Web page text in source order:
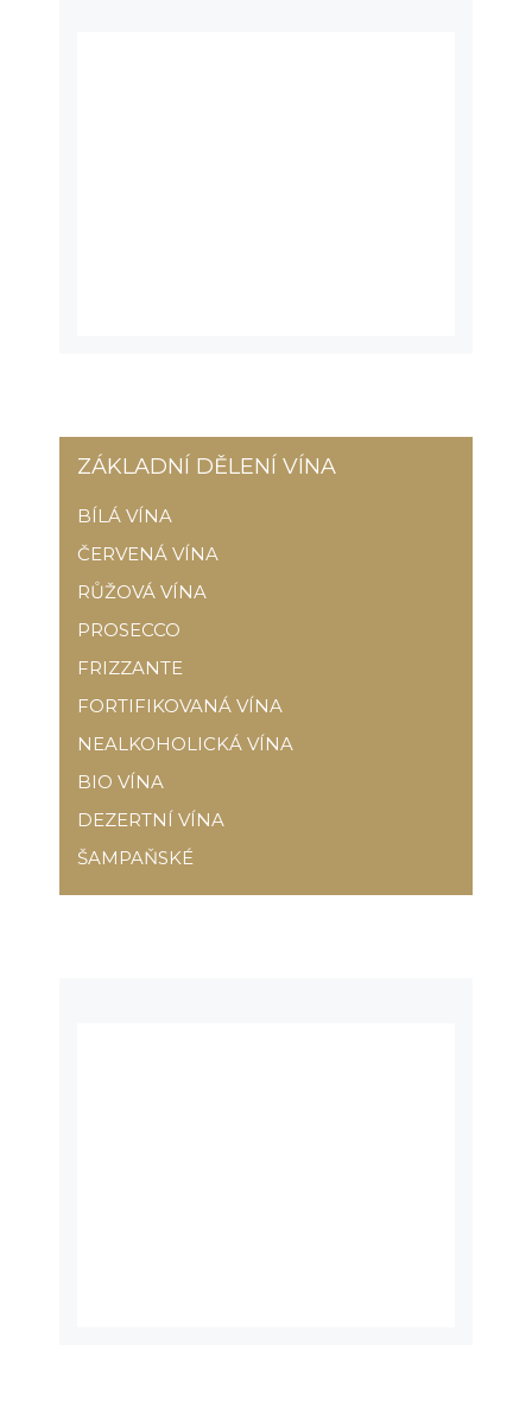
ZÁKLADNÍ DĚLENÍ VÍNA
BÍLÁ VÍNA
ČERVENÁ VÍNA
RŮŽOVÁ VÍNA
PROSECCO
FRIZZANTE
FORTIFIKOVANÁ VÍNA
NEALKOHOLICKÁ VÍNA
BIO VÍNA
DEZERTNÍ VÍNA
ŠAMPAŇSKÉ